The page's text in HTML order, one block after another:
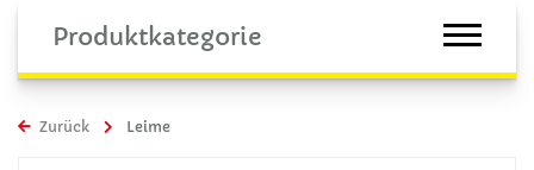
Produktkategorie
Zurück Leime